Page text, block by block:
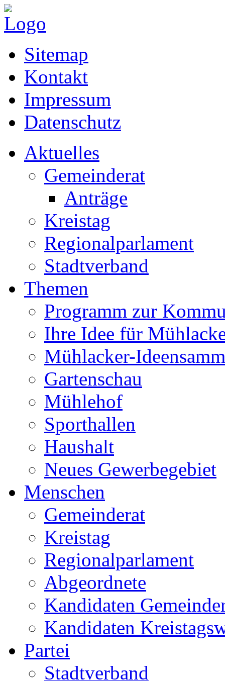
Sitemap
Kontakt
Impressum
Datenschutz
Aktuelles
Gemeinderat
Anträge
Kreistag
Regionalparlament
Stadtverband
Themen
Programm zur
Ihre Idee für
Mühlacker-
Gartenschau
Mühlehof
Sporthallen
Haushalt
Neues Gewerbegebiet
Menschen
Gemeinderat
Kreistag
Regionalparlament
Abgeordnete
Kandidaten
Kandidaten
Partei
Stadtverband